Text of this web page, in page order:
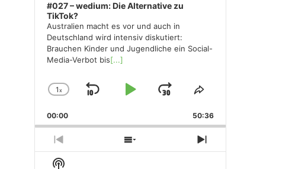
#027 – wedium: Die Alternative zu
TikTok?
Australien macht es vor und auch in
Deutschland wird intensiv diskutiert:
Brauchen Kinder und Jugendliche ein Social-
Media-Verbot bis[...]
Change
Rate
1x
Skip
PlayJump
Forward
Share
Episode
00:00 50:36
Previous
Episode
Show
Episodes
Next
Episode
Show